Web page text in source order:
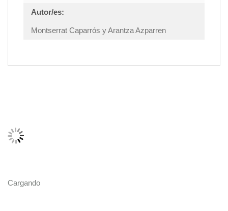
Autor/es:
Montserrat Caparrós y Arantza Azparren
Cargando